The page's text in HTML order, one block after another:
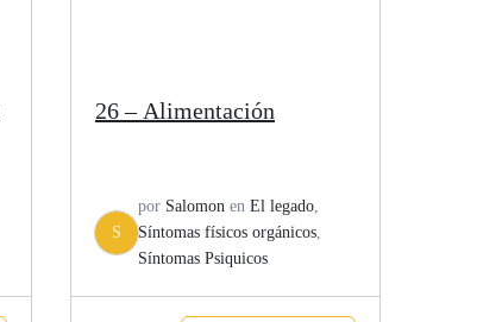
26 – Alimentación
S
por Salomon en El legado
Síntomas físicos orgánicos
Síntomas Psiquicos